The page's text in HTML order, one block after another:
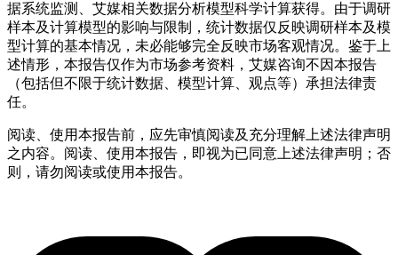
据系统监测、艾媒相关数据分析模型科学计算获得。由于调研
样本及计算模型的影响与限制，统计数据仅反映调研样本及模
型计算的基本情况，未必能够完全反映市场客观情况。鉴于上
述情形，本报告仅作为市场参考资料，艾媒咨询不因本报告
（包括但不限于统计数据、模型计算、观点等）承担法律责
任。
阅读、使用本报告前，应先审慎阅读及充分理解上述法律声明
之内容。阅读、使用本报告，即视为已同意上述法律声明；否
则，请勿阅读或使用本报告。